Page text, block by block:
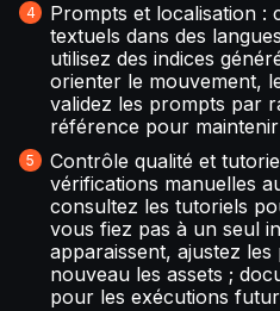
Prompts et localisation :
textuels dans des
utilisez des indices
orienter le mouvement,
validez les prompts par
référence pour
Contrôle qualité et
vérifications manuelles
consultez les tutoriels
vous fiez pas à un seul
apparaissent, ajustez
nouveau les assets ;
pour les exécutions